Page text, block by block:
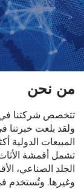
من نحن
تتخصص شركتنا في
المبيعات الدولية أكثر من 10 أعوام
تشمل أقمشة
الجلد الصناعي،
وغيرها. وتُستخدم